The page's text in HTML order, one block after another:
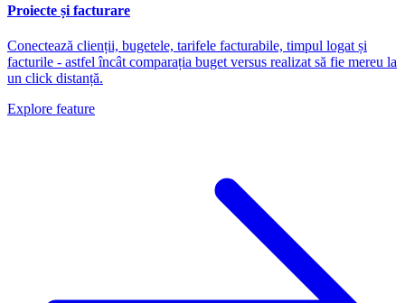
Proiecte și facturare
Conectează clienții, bugetele, tarifele facturabile, timpul logat și
facturile - astfel încât comparația buget versus realizat să fie mereu la
un click distanță.
Explore feature